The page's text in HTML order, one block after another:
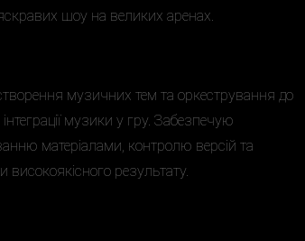
шоу на великих аренах.
музичних тем та оркестрування до
музики у гру. Забезпечую
матеріалами, контролю версій та
результату.